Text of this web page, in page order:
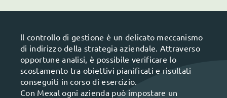
ll controllo di gestione è un delicato meccanismo
di indirizzo della strategia aziendale. Attraverso
opportune analisi, è possibile verificare lo
scostamento tra obiettivi pianificati e risultati
conseguiti in corso di esercizio.
Con Mexal ogni azienda può impostare un